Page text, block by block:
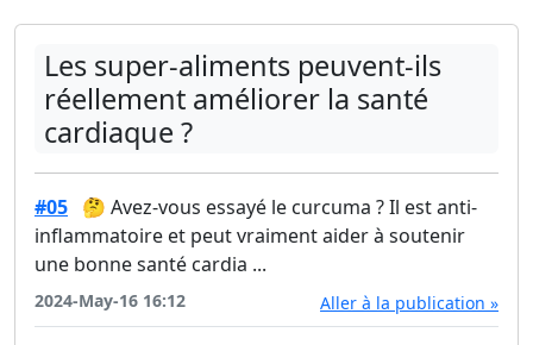
Les super-aliments peuvent-ils
réellement améliorer la santé
cardiaque ?
#05 🤔 Avez-vous essayé le curcuma ? Il est anti-
inflammatoire et peut vraiment aider à soutenir
une bonne santé cardia ...
2024-May-16 16:12 Aller à la publication »